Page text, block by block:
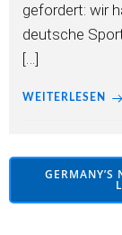
gefordert: wir
deutsche
[…]
WEITERLESEN